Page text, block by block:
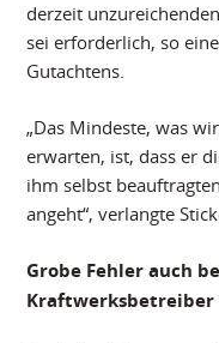
derzeit
sei erforderlich, so
Gutachtens.
„Das Mindeste, was
erwarten, ist, dass er
ihm selbst
angeht“, verlangte
Grobe Fehler auch
Kraftwerksbetreiber